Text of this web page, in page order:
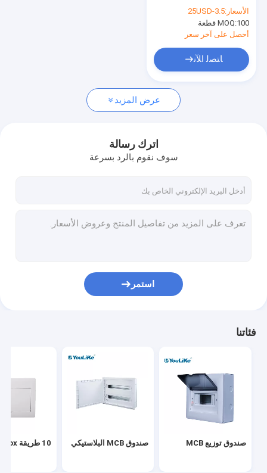
اتصل بنا
أخبار
حالات
صندوق MCB أحادي الطور
صندوق توزيع جبل دافق
لوحة توزيع الطاقة الخارجية
صندوق متساوي الجهد
MCB Box Panel
Recess
الأسعار:3.5-25USD
MOQ:100 قطعة
أحصل على آخر سعر
ﺎﺘﺼﻟ ﺍﻶﻧ
عرض المزيد
اترك رسالة
سوف نقوم بالرد بسرعة
استمر
فئاتنا
صندوق توزيع MCB صندوق MCB البلاستيكي 10 طريقة MCB Box